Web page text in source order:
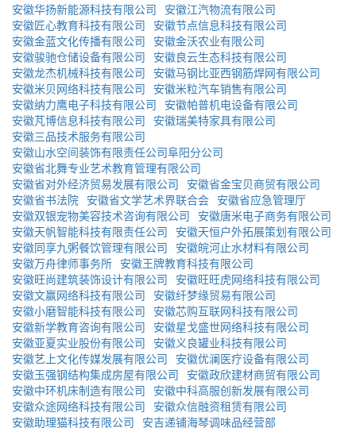
安徽华扬新能源科技有限公司 安徽江汽物流有限公司
安徽匠心教育科技有限公司 安徽节点信息科技有限公司
安徽金蓝文化传播有限公司 安徽金沃农业有限公司
安徽骏驰仓储设备有限公司 安徽良云生态科技有限公司
安徽龙杰机械科技有限公司 安徽马钢比亚西钢筋焊网有限公司
安徽米贝网络科技有限公司 安徽米粒汽车销售有限公司
安徽纳力鹰电子科技有限公司 安徽帕普机电设备有限公司
安徽芃博信息科技有限公司 安徽瑞美特家具有限公司
安徽三品技术服务有限公司
安徽山水空间装饰有限责任公司阜阳分公司
安徽省北舞专业艺术教育管理有限公司
安徽省对外经济贸易发展有限公司 安徽省金宝贝商贸有限公司
安徽省书法院 安徽省文学艺术界联合会 安徽省应急管理厅
安徽双银宠物美容技术咨询有限公司 安徽唐米电子商务有限公司
安徽天帆智能科技有限责任公司 安徽天恒户外拓展策划有限公司
安徽同享九粥餐饮管理有限公司 安徽皖河止水材料有限公司
安徽万舟律师事务所 安徽王牌教育科技有限公司
安徽旺尚建筑装饰设计有限公司 安徽旺旺虎网络科技有限公司
安徽文赢网络科技有限公司 安徽纤梦缘贸易有限公司
安徽小磨智能科技有限公司 安徽芯购互联网科技有限公司
安徽新学教育咨询有限公司 安徽星戈盛世网络科技有限公司
安徽亚夏实业股份有限公司 安徽义良罐业科技有限公司
安徽艺上文化传媒发展有限公司 安徽优澜医疗设备有限公司
安徽玉强钢结构集成房屋有限公司 安徽政欣建材商贸有限公司
安徽中环机床制造有限公司 安徽中科高服创新发展有限公司
安徽众途网络科技有限公司 安徽众信融资租赁有限公司
安徽助理猫科技有限公司 安吉递铺海琴调味品经营部